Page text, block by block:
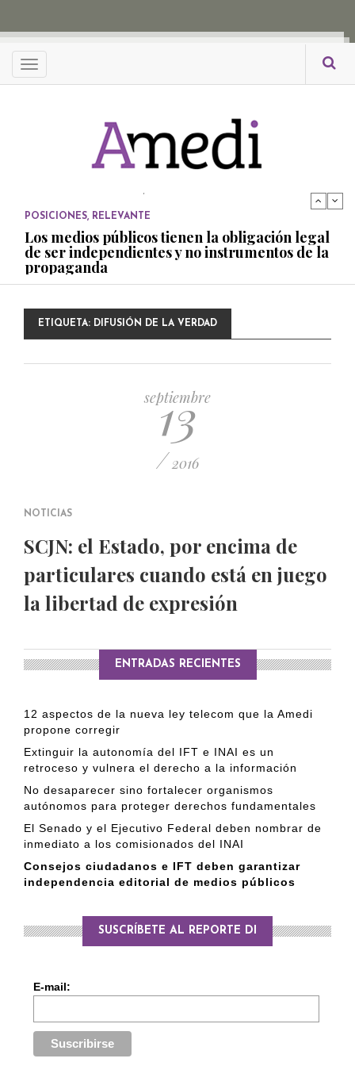
Menu
POSICIONES
Consejos ciudadanos e IFT deben garantizar
independencia editorial de medios públicos
Amedi condena atentado contra Ciro Gómez
POSICIONES, RELEVANTE
Los medios públicos tienen la obligación legal
de ser independientes y no instrumentos de la
propaganda
PUBLICADO EL 27 NOVIEMBRE, 2022
Consejos ciudadanos e IFT deben garantizar
ETIQUETA: DIFUSIÓN DE LA VERDAD
septiembre
13
/ 2016
NOTICIAS
SCJN: el Estado, por encima de
particulares cuando está en juego
la libertad de expresión
ENTRADAS RECIENTES
12 aspectos de la nueva ley telecom que la Amedi
propone corregir
Extinguir la autonomía del IFT e INAI es un
retroceso y vulnera el derecho a la información
No desaparecer sino fortalecer organismos
autónomos para proteger derechos fundamentales
El Senado y el Ejecutivo Federal deben nombrar de
inmediato a los comisionados del INAI
Consejos ciudadanos e IFT deben garantizar
independencia editorial de medios públicos
SUSCRÍBETE AL REPORTE DI
E-mail: